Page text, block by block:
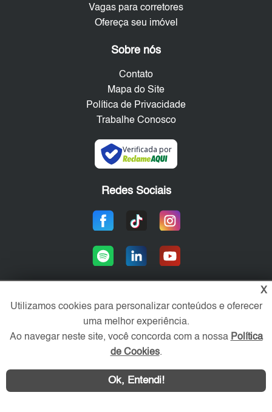
Vagas para corretores
Ofereça seu imóvel
Sobre nós
Contato
Mapa do Site
Política de Privacidade
Trabalhe Conosco
Verificada por
Redes Sociais
Área exclusiva aos anunciantes,
acesse sua conta:
X
Utilizamos cookies para personalizar conteúdos e oferecer
uma melhor experiência.
Ao navegar neste site, você concorda com a nossa Política
de Cookies.
Ok, Entendi!